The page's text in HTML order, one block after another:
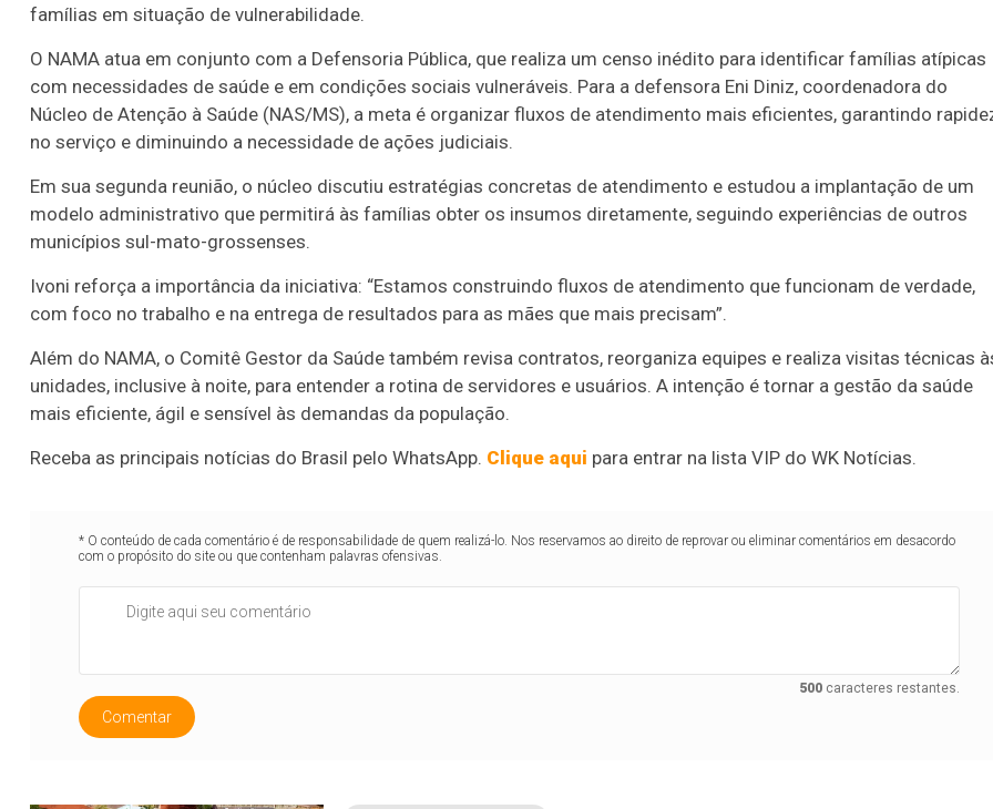
famílias em situação de vulnerabilidade.
O NAMA atua em conjunto com a Defensoria Pública, que realiza um censo inédito para identificar famílias atípicas
com necessidades de saúde e em condições sociais vulneráveis. Para a defensora Eni Diniz, coordenadora do
Núcleo de Atenção à Saúde (NAS/MS), a meta é organizar fluxos de atendimento mais eficientes, garantindo
no serviço e diminuindo a necessidade de ações judiciais.
Em sua segunda reunião, o núcleo discutiu estratégias concretas de atendimento e estudou a implantação de um
modelo administrativo que permitirá às famílias obter os insumos diretamente, seguindo experiências de outros
municípios sul-mato-grossenses.
Ivoni reforça a importância da iniciativa: “Estamos construindo fluxos de atendimento que funcionam de verdade,
com foco no trabalho e na entrega de resultados para as mães que mais precisam”.
Além do NAMA, o Comitê Gestor da Saúde também revisa contratos, reorganiza equipes e realiza visitas técnicas
unidades, inclusive à noite, para entender a rotina de servidores e usuários. A intenção é tornar a gestão da saúde
mais eficiente, ágil e sensível às demandas da população.
Receba as principais notícias do Brasil pelo WhatsApp. Clique aqui para entrar na lista VIP do WK Notícias.
* O conteúdo de cada comentário é de responsabilidade de quem realizá-lo. Nos reservamos ao direito de reprovar ou eliminar comentários em desacordo
com o propósito do site ou que contenham palavras ofensivas.
500caracteres restantes.
Comentar